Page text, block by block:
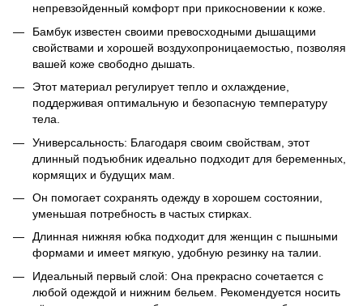
непревзойденный комфорт при прикосновении к коже.
Бамбук известен своими превосходными дышащими
свойствами и хорошей воздухопроницаемостью, позволяя
вашей коже свободно дышать.
Этот материал регулирует тепло и охлаждение,
поддерживая оптимальную и безопасную температуру
тела.
Универсальность: Благодаря своим свойствам, этот
длинный подъюбник идеально подходит для беременных,
кормящих и будущих мам.
Он помогает сохранять одежду в хорошем состоянии,
уменьшая потребность в частых стирках.
Длинная нижняя юбка подходит для женщин с пышными
формами и имеет мягкую, удобную резинку на талии.
Идеальный первый слой: Она прекрасно сочетается с
любой одеждой и нижним бельем. Рекомендуется носить